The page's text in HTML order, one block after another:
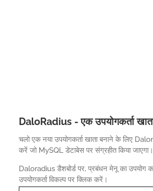
DaloRadius - एक उपयोगकर्ता
चलो एक नया उपयोगकर्ता खाता बनाने के लिए
करें जो MySQL डेटाबेस पर संग्रहीत किया जाएगा।
Daloradius डैशबोर्ड पर, प्रबंधन मेनू का उपयोग
उपयोगकर्ता विकल्प पर क्लिक करें।